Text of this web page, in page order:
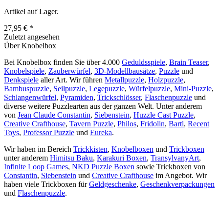
Artikel auf Lager.
27,95 € *
Zuletzt angesehen
Über Knobelbox
Bei Knobelbox finden Sie über 4.000 Geduldsspiele, Brain Teaser,
Knobelspiele, Zauberwürfel, 3D-Modellbausätze, Puzzle und
Denkspiele aller Art. Wir führen Metallpuzzle, Holzpuzzle,
Bambuspuzzle, Seilpuzzle, Legepuzzle, Würfelpuzzle, Mini-Puzzle,
Schlangenwürfel, Pyramiden, Trickschlösser, Flaschenpuzzle und
diverse weitere Puzzlearten aus der ganzen Welt. Unter anderem
von Jean Claude Constantin, Siebenstein, Huzzle Cast Puzzle,
Creative Crafthouse, Tavern Puzzle, Philos, Fridolin, Bartl, Recent
Toys, Professor Puzzle und Eureka.
Wir haben im Bereich Trickkisten, Knobelboxen und Trickboxen
unter anderem Himitsu Baku, Karakuri Boxen, TransylvanyArt,
Infinite Loop Games, NKD Puzzle Boxen sowie Trickboxen von
Constantin, Siebenstein und Creative Crafthouse im Angebot. Wir
haben viele Trickboxen fürGeldgeschenke, Geschenkverpackungen
und Flaschenpuzzle.